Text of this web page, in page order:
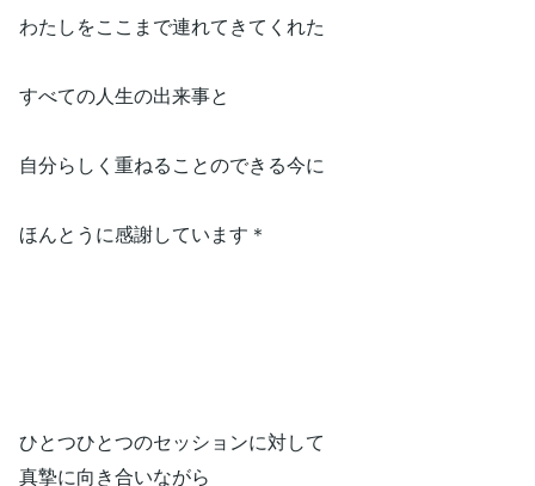
わたしをここまで連れてきてくれた
すべての人生の出来事と
自分らしく重ねることのできる今に
ほんとうに感謝しています＊
ひとつひとつのセッションに対して
真摯に向き合いながら